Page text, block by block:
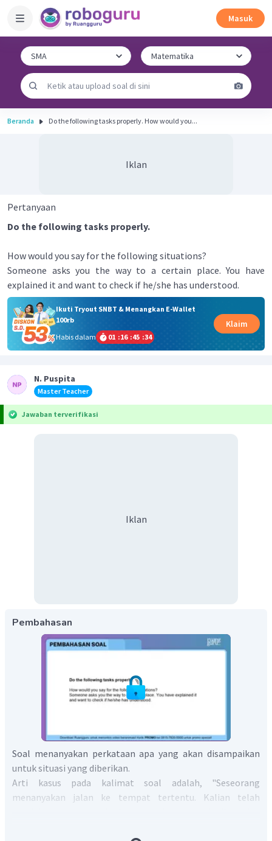
Masuk
Beranda Do the following tasks properly. How would you...
Iklan
Pertanyaan
Do the following tasks properly.
How would you say for the following situations?
Someone asks you the way to a certain place. You have
explained it and want to check if he/she has understood.
Ikuti Tryout SNBT & Menangkan E-Wallet
100rb
Habis dalam
01 :16 :45 :34
Klaim
N. Puspita
Master Teacher
Jawaban terverifikasi
Iklan
Pembahasan
Soal menanyakan perkataan apa yang akan disampaikan
untuk situasi yang diberikan.
Arti kasus pada kalimat soal adalah, "Seseorang
menanyakan jalan ke tempat tertentu. Kalian telah